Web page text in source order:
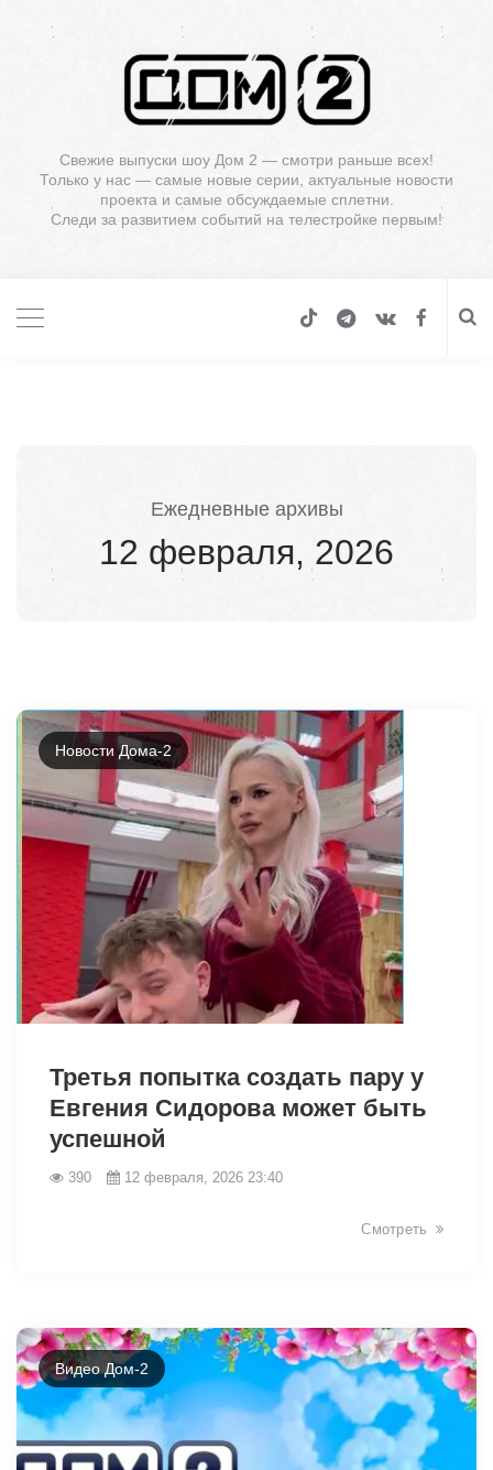
Свежие выпуски шоу Дом 2 — смотри раньше всех!
Только у нас — самые новые серии, актуальные новости
проекта и самые обсуждаемые сплетни.
Следи за развитием событий на телестройке первым!
Ежедневные архивы
12 февраля, 2026
31406
Новости Дома-2
Третья попытка создать пару у
Евгения Сидорова может быть
успешной
390 12 февраля, 2026 23:40
Смотреть
Видео Дом-2